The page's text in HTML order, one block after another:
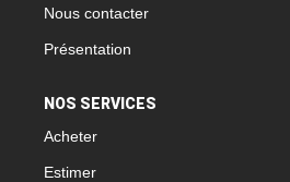
Nous contacter
Présentation
NOS SERVICES
Acheter
Estimer